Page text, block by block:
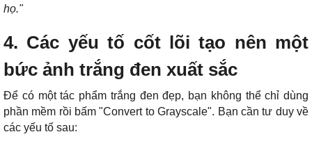
họ."
4. Các yếu tố cốt lõi tạo nên một
bức ảnh trắng đen xuất sắc
Để có một tác phẩm trắng đen đẹp, bạn không thể chỉ dùng
phần mềm rồi bấm "Convert to Grayscale". Bạn cần tư duy về
các yếu tố sau: